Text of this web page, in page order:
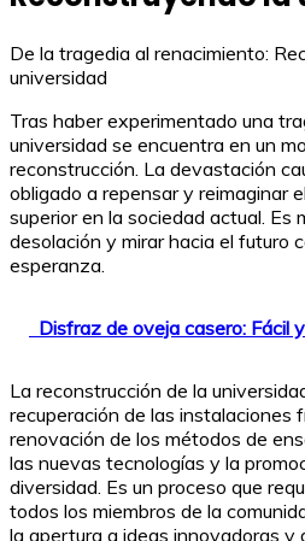
De la tragedia al renacimiento:
universidad
Tras haber experimentado una
universidad se encuentra en un
reconstrucción. La devastación
obligado a repensar y reimaginar
superior en la sociedad actual. Es
desolación y mirar hacia el futuro
esperanza.
Disfraz de oveja casero: Fácil
La reconstrucción de la
recuperación de las instalaciones
renovación de los métodos de
las nuevas tecnologías y la
diversidad. Es un proceso que
todos los miembros de la
la apertura a ideas innovadoras y